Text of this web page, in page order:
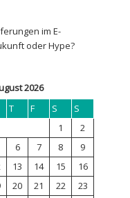
2026
T F S
S
1
2
6 7 8
9
13 14 15
16
20 21 22
23